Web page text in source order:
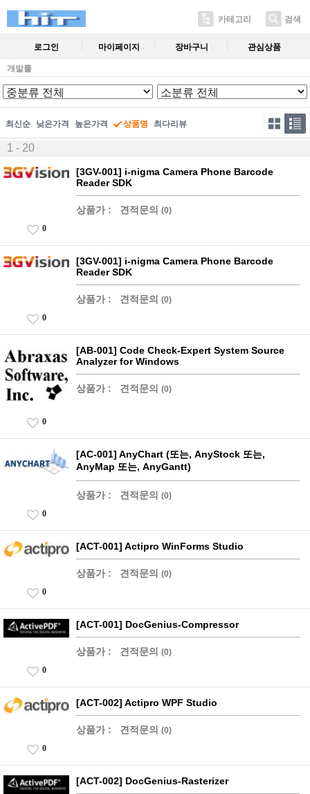
카테고리 검색
로그인 마이페이지 장바구니 관심상품
개발툴
최신순 낮은가격 높은가격 상품명 최다리뷰
1 - 20
[3GV-001] i-nigma Camera Phone Barcode
Reader SDK
상품가 : 견적문의 (0)
0
[3GV-001] i-nigma Camera Phone Barcode
Reader SDK
상품가 : 견적문의 (0)
0
[AB-001] Code Check-Expert System Source
Analyzer for Windows
상품가 : 견적문의 (0)
0
[AC-001] AnyChart (또는, AnyStock 또는,
AnyMap 또는, AnyGantt)
상품가 : 견적문의 (0)
0
[ACT-001] Actipro WinForms Studio
상품가 : 견적문의 (0)
0
[ACT-001] DocGenius-Compressor
상품가 : 견적문의 (0)
0
[ACT-002] Actipro WPF Studio
상품가 : 견적문의 (0)
0
[ACT-002] DocGenius-Rasterizer